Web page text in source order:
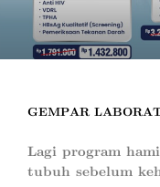
GEMPAR
Lagi program
tubuh sebelum